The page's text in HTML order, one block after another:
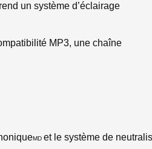
un système d’éclairage
MP3, une chaîne
MD et le système de